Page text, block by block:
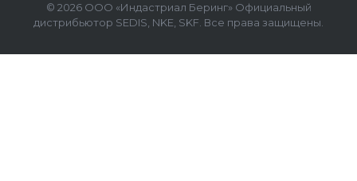
© 2026 ООО «Индастриал Беринг» Официальный
дистрибьютор SEDIS, NKE, SKF. Все права защищены.